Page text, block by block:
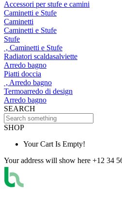
Accessori per stufe e camini
Caminetti e Stufe
Caminetti
Caminetti e Stufe
Stufe
, Caminetti e Stufe
Radiatori scaldasalviette
Arredo bagno
Piatti doccia
, Arredo bagno
Termoarredo di design
Arredo bagno
SEARCH
SHOP
Your Cart Is Empty!
Your address will show here +12 34